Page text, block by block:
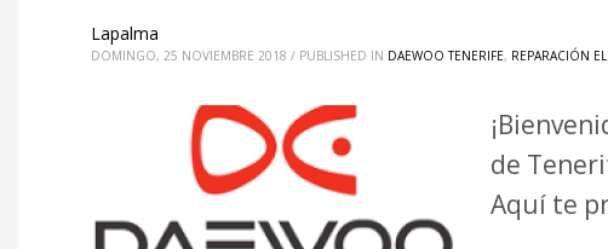
Lapalma
DOMINGO, 25 NOVIEMBRE 2018 / PUBLISHED IN DAEWOO TENERIFE, REPARACIÓN
de
Aquí te